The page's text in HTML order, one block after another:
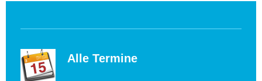
Alle Termine